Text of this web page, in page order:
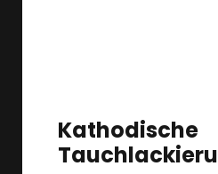
Kathodische